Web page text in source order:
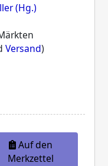
(Hg.)
Versand)
Auf den
Merkzettel